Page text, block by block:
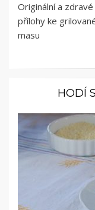
Originální a zdravé
přílohy ke
masu
HODÍ